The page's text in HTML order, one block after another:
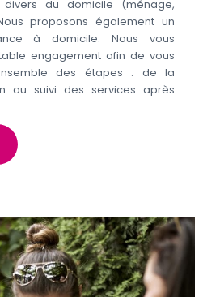
du domicile (ménage,
proposons également un
à domicile. Nous vous
engagement afin de vous
des étapes : de la
au suivi des services après